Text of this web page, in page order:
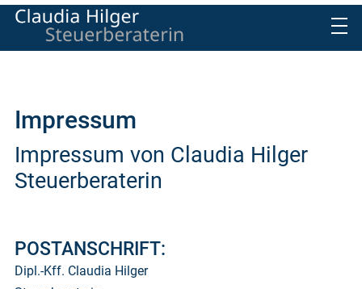
Impressum
Impressum von Claudia Hilger
Steuerberaterin
POSTANSCHRIFT:
Dipl.-Kff. Claudia Hilger